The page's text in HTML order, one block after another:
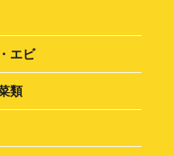
エビ
類